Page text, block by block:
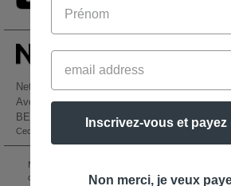
Netenders Belgium SRL
Avenue Hermann-Debroux 54, 1160, Bruxelles
BE61 3632 1629 8017
Ceci n'est PAS l'adresse de retour. Pour les retours, voir
Mentions Légales
d’Utilisation
Condition Générales d'Achat-
contacter à tout
Inscrivez-vous et payez
Non merci, je veux